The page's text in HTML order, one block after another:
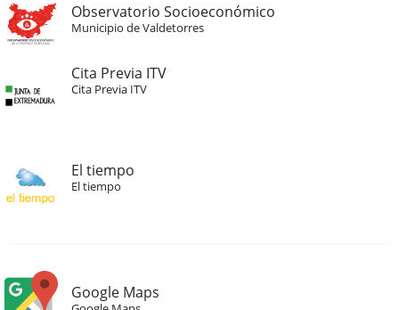
Observatorio Socioeconómico
Municipio de Valdetorres
Cita Previa ITV
Cita Previa ITV
El tiempo
El tiempo
Google Maps